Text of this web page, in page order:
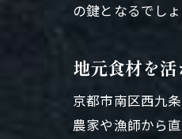
の鍵となるでしょ
地元食材を
京都市南区西九
農家や漁師から